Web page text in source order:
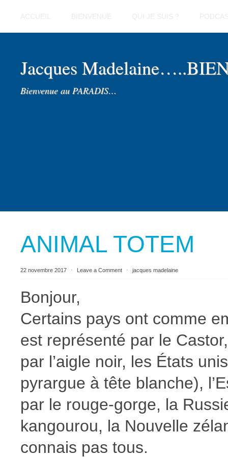
Jacques
Bienvenue au PARADIS…
ANIMAL TOTEM
22 novembre 2017 ⋅ Leave a Comment ⋅ jacques madelaine
Bonjour,
Certains pays ont comme
est représenté par le
par l’aigle noir, les États
pyrargue à tête blanche),
par le rouge-gorge, la
kangourou, la Nouvelle
connais pas tous.